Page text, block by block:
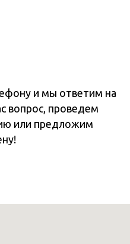
и мы ответим на
вопрос, проведем
или предложим